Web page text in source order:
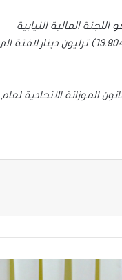
المالية النيابية
لافتة
الاولى لمشروع قانون الموزانة الاتحادية لعام